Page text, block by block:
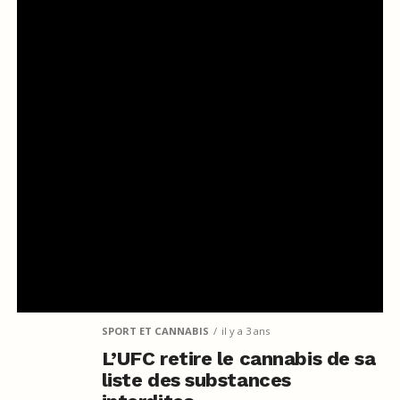
SPORT ET CANNABIS il y a 3 ans
L’UFC retire le cannabis de sa
liste des substances